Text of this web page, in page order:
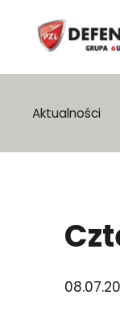
Aktualności